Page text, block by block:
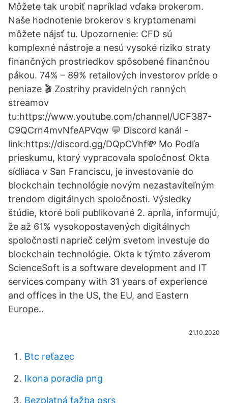
Môžete tak urobiť napríklad vďaka brokerom.
Naše hodnotenie brokerov s kryptomenami
môžete nájsť tu. Upozornenie: CFD sú
komplexné nástroje a nesú vysoké riziko straty
finančných prostriedkov spôsobené finančnou
pákou. 74% – 89% retailových investorov príde o
peniaze 🎬 Zostrihy pravidelných ranných
streamov
tu:https://www.youtube.com/channel/UCF387-
C9QCrn4mvNfeAPVqw 💬 Discord kanál -
link:https://discord.gg/DQpCVhf💸 Mo Podľa
prieskumu, ktorý vypracovala spoločnosť Okta
sídliaca v San Franciscu, je investovanie do
blockchain technológie novým nezastaviteľným
trendom digitálnych spoločnosti. Výsledky
štúdie, ktoré boli publikované 2. apríla, informujú,
že až 61% vysokopostavených digitálnych
spoločnosti naprieč celým svetom investuje do
blockchain technológie. Okta k týmto záverom
ScienceSoft is a software development and IT
services company with 31 years of experience
and offices in the US, the EU, and Eastern
Europe..
21.10.2020
Btc reťazec
Ikona poradia png
Bezplatná ťažba osrs